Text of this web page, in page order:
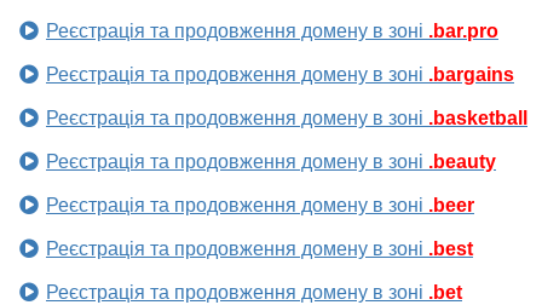
Реєстрація та продовження домену в зоні .bar.pro
Реєстрація та продовження домену в зоні .bargains
Реєстрація та продовження домену в зоні .basketball
Реєстрація та продовження домену в зоні .beauty
Реєстрація та продовження домену в зоні .beer
Реєстрація та продовження домену в зоні .best
Реєстрація та продовження домену в зоні .bet